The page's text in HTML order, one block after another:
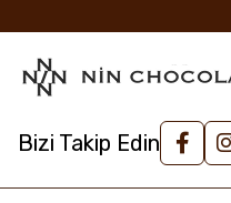
Bizi Takip Edin